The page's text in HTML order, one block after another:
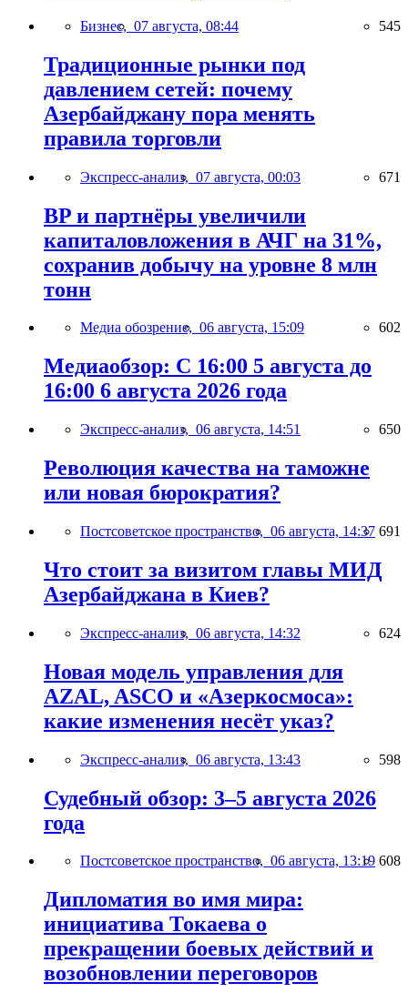
Бизнес, 07 августа, 08:44 545
Традиционные рынки под
давлением сетей: почему
Азербайджану пора менять
правила торговли
Экспресс-анализ, 07 августа, 00:03 671
BP и партнёры увеличили
капиталовложения в АЧГ на 31%,
сохранив добычу на уровне 8 млн
тонн
Медиа обозрение, 06 августа, 15:09 602
Медиаобзор: С 16:00 5 августа до
16:00 6 августа 2026 года
Экспресс-анализ, 06 августа, 14:51 650
Революция качества на таможне
или новая бюрократия?
Постсоветское пространство, 06 августа, 14:37 691
Что стоит за визитом главы МИД
Азербайджана в Киев?
Экспресс-анализ, 06 августа, 14:32 624
Новая модель управления для
AZAL, ASCO и «Азеркосмоса»:
какие изменения несёт указ?
Экспресс-анализ, 06 августа, 13:43 598
Судебный обзор: 3–5 августа 2026
года
Постсоветское пространство, 06 августа, 13:19 608
Дипломатия во имя мира:
инициатива Токаева о
прекращении боевых действий и
возобновлении переговоров